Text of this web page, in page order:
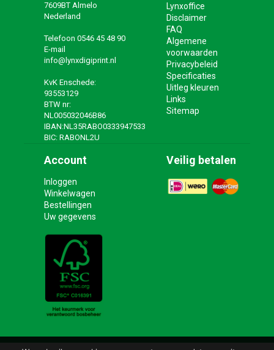
7609BT Almelo
Nederland
Telefoon 0546 45 48 90
E-mail
info@lynxdigiprint.nl
KvK Enschede:
93553129
BTW nr:
NL005032046B86
IBAN:NL35RABO0333947533
BIC: RABONL2U
Lynxoffice
Disclaimer
FAQ
Algemene
voorwaarden
Privacybeleid
Specificaties
Uitleg kleuren
Links
Sitemap
Account
Inloggen
Winkelwagen
Bestellingen
Uw gegevens
Veilig betalen